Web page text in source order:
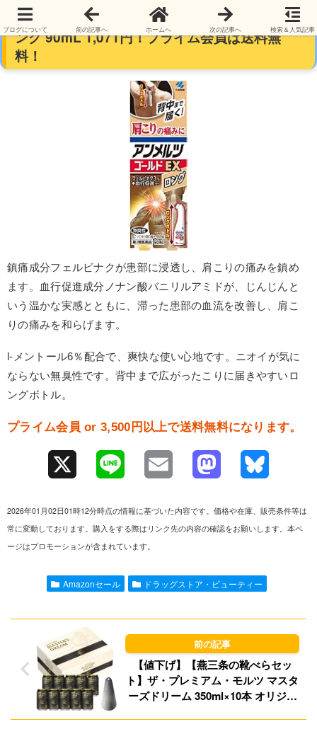
小林製薬 消炎鎮痛剤 アンメルツゴールドEXロ
ング 90mL 1,071円！プライム会員は送料無
料！
鎮痛成分フェルビナクが患部に浸透し、肩こりの痛みを鎮め
ます。血行促進成分ノナン酸バニリルアミドが、じんじんと
いう温かな実感とともに、滞った患部の血流を改善し、肩こ
りの痛みを和らげます。
l-メントール6％配合で、爽快な使い心地です。ニオイが気に
ならない無臭性です。背中まで広がったこりに届きやすいロ
ングボトル。
プライム会員 or 3,500円以上で送料無料になります。
e
l o
o
n
y
2026年01月02日01時12分時点の情報に基づいた内容です。価格や在庫、販売条件等は
常に変動しております。購入をする際はリンク先の内容の確認をお願いします。本ペ
ージはプロモーションが含まれています。
Amazonセール ドラッグストア・ビューティー
【値下げ】【燕三条の靴べらセッ
ト】ザ・プレミアム・モルツ マスタ
ーズドリーム 350ml×10本 オリジナ
ブログについて 前の記事へ ホームへ 次の記事へ 検索＆人気記事